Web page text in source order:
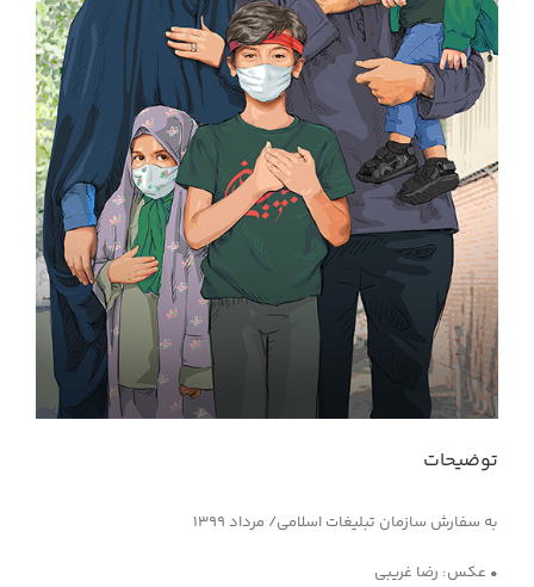
توضیحات
به سفارش سازمان تبلیغات اسلامی/ مرداد ۱۳۹۹
• عکس: رضا غریبی